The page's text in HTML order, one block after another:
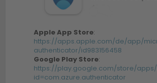
Apple App Store:
https://apps.apple.com/de/app/
authenticator/id983156458
Google Play Store:
https://play.google.com/store/
id=com.azure.authenticator